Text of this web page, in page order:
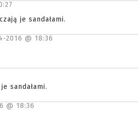
je sandałami.
2016 @ 18:36
sandałami.
@ 18:36